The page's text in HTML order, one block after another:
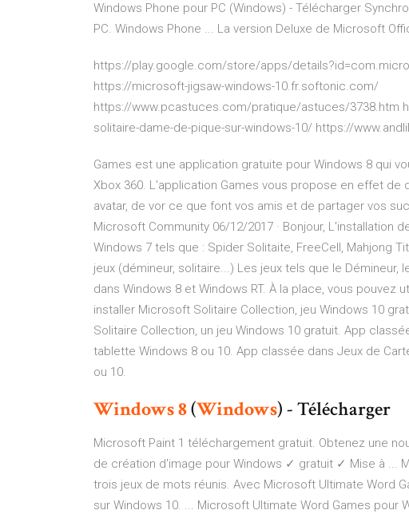
Windows Phone pour PC (Windows) - Télécharger
PC. Windows Phone ... La version Deluxe de Microsoft
https://play.google.com/store/apps/
https://microsoft-jigsaw-windows-10.fr.softonic.com/
https://www.pcastuces.com/pratique/astuces/3738.htm
solitaire-dame-de-pique-sur-windows-10/ https://
Games est une application gratuite pour Windows 8 qui
Xbox 360. L'application Games vous propose en effet de
avatar, de vor ce que font vos amis et de partager vos
Microsoft Community 06/12/2017 · Bonjour, L'installation
Windows 7 tels que : Spider Solitaite, FreeCell, Mahjong
jeux (démineur, solitaire...) Les jeux tels que le
dans Windows 8 et Windows RT. À la place, vous
installer Microsoft Solitaire Collection, jeu Windows 10
Solitaire Collection, un jeu Windows 10 gratuit. App
tablette Windows 8 ou 10. App classée dans Jeux de
ou 10.
Windows8(Windows) - Télécharger
Microsoft Paint 1 téléchargement gratuit. Obtenez une
de création d'image pour Windows ✓ gratuit ✓ Mise à ...
trois jeux de mots réunis. Avec Microsoft Ultimate Word
sur Windows 10. ... Microsoft Ultimate Word Games pour